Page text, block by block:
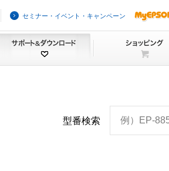
セミナー・イベント・キャンペーン
型番検索 例）EP-